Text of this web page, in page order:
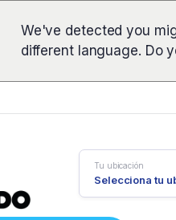
We've detected you
different language. Do
Tu ubicación